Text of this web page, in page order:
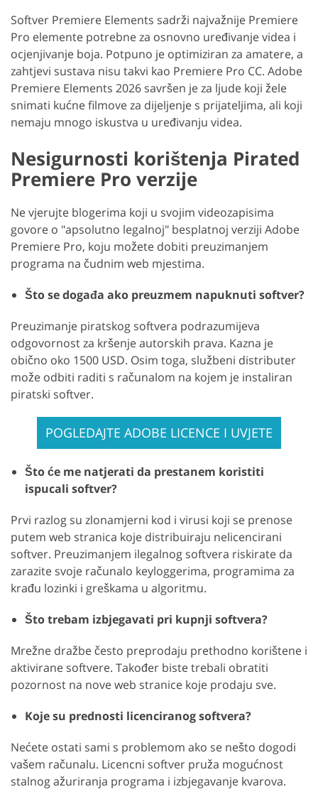
Softver Premiere Elements sadrži najvažnije Premiere
Pro elemente potrebne za osnovno uređivanje videa i
ocjenjivanje boja. Potpuno je optimiziran za amatere, a
zahtjevi sustava nisu takvi kao Premiere Pro CC. Adobe
Premiere Elements 2026 savršen je za ljude koji žele
snimati kućne filmove za dijeljenje s prijateljima, ali koji
nemaju mnogo iskustva u uređivanju videa.
Nesigurnosti korištenja Pirated
Premiere Pro verzije
Ne vjerujte blogerima koji u svojim videozapisima
govore o "apsolutno legalnoj" besplatnoj verziji Adobe
Premiere Pro, koju možete dobiti preuzimanjem
programa na čudnim web mjestima.
Što se događa ako preuzmem napuknuti softver?
Preuzimanje piratskog softvera podrazumijeva
odgovornost za kršenje autorskih prava. Kazna je
obično oko 1500 USD. Osim toga, službeni distributer
može odbiti raditi s računalom na kojem je instaliran
piratski softver.
POGLEDAJTE ADOBE LICENCE I UVJETE
Što će me natjerati da prestanem koristiti
ispucali softver?
Prvi razlog su zlonamjerni kod i virusi koji se prenose
putem web stranica koje distribuiraju nelicencirani
softver. Preuzimanjem ilegalnog softvera riskirate da
zarazite svoje računalo keyloggerima, programima za
krađu lozinki i greškama u algoritmu.
Što trebam izbjegavati pri kupnji softvera?
Mrežne dražbe često preprodaju prethodno korištene i
aktivirane softvere. Također biste trebali obratiti
pozornost na nove web stranice koje prodaju sve.
Koje su prednosti licenciranog softvera?
Nećete ostati sami s problemom ako se nešto dogodi
vašem računalu. Licencni softver pruža mogućnost
stalnog ažuriranja programa i izbjegavanje kvarova.